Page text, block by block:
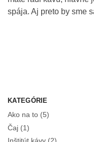
spája. Aj preto by sme
KATEGÓRIE
Ako na to (5)
Čaj (1)